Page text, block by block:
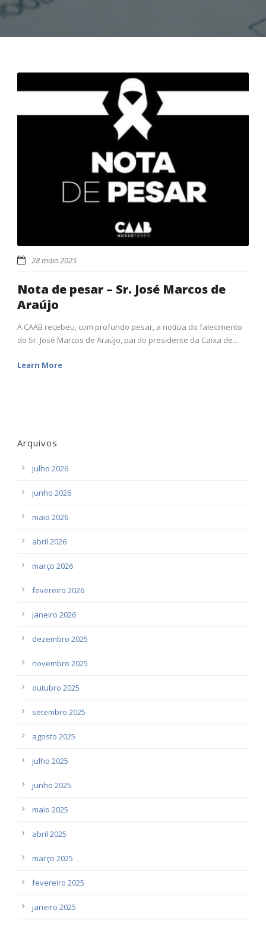
28 maio 2025
Nota de pesar – Sr. José Marcos de
Araújo
A CAAB recebeu, com profundo pesar, a notícia do falecimento
do Sr. José Marcos de Araújo, pai do presidente da Caixa de...
Learn More
Arquivos
julho 2026
junho 2026
maio 2026
abril 2026
março 2026
fevereiro 2026
janeiro 2026
dezembro 2025
novembro 2025
outubro 2025
setembro 2025
agosto 2025
julho 2025
junho 2025
maio 2025
abril 2025
março 2025
fevereiro 2025
janeiro 2025